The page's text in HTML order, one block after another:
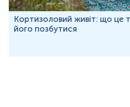
Кортизоловий живіт: що це
його позбутися